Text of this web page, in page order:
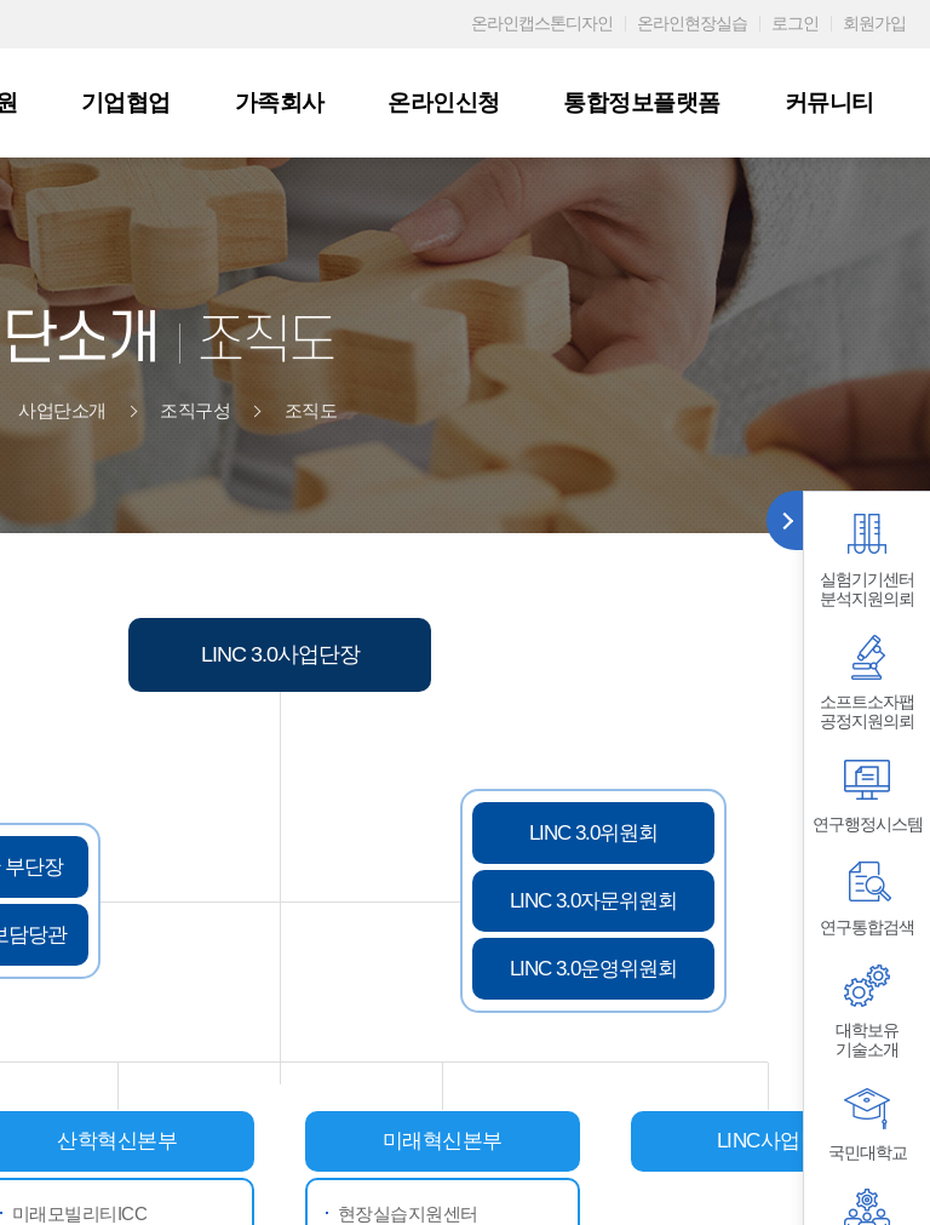
실험기기센터
분석지원의뢰
소프트소자팹
공정지원의뢰
연구행정시스템
연구통합검색
대학보유
기술소개
국민대학교
온라인캡스톤디자인 온라인현장실습 로그인 회원가입
기업협업 가족회사 온라인신청 통합정보플랫폼 커뮤니티
소개 조직도
사업단소개 조직구성 조직도
LINC 3.0사업단장
부단장
담당관
LINC 3.0위원회
LINC 3.0자문위원회
LINC 3.0운영위원회
산학혁신본부
미래모빌리티ICC
미래혁신본부
현장실습지원센터
LINC사업팀